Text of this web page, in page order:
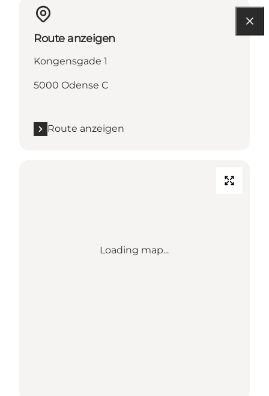
Route anzeigen
Kongensgade 1
5000 Odense C
Route anzeigen
Loading map...